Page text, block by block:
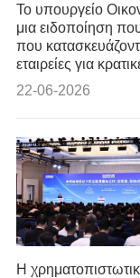
Το υπουργείο
μια ειδοποίηση
που
εταιρείες για
22-06-2026
Η